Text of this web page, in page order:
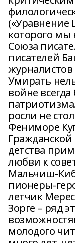
(«Уравнение
которого мы
Союза
писателей
Умирать
войне
росли не
Фениморе
детства
любви к
Мальчиш-
пионеры-
летчик
Зорге – ряд
молодого